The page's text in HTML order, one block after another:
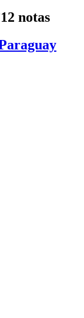
12 notas